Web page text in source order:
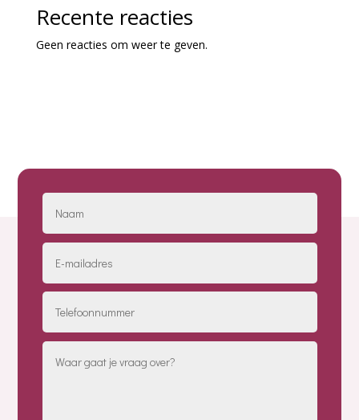
Recente reacties
Geen reacties om weer te geven.